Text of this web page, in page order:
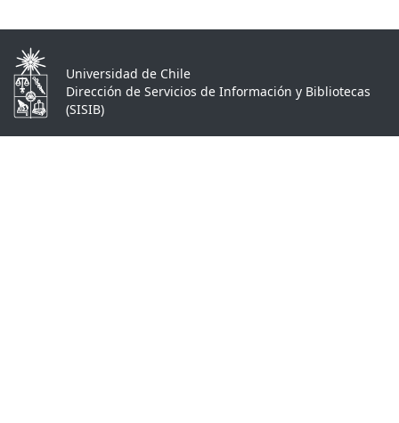
Universidad de Chile
Dirección de Servicios de Información y Bibliotecas
(SISIB)